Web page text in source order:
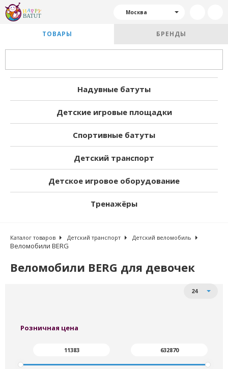
Москва
ТОВАРЫ БРЕНДЫ
Надувные батуты
Детские игровые площадки
Спортивные батуты
Детский транспорт
Детское игровое оборудование
Тренажёры
Каталог товаров Детский транспорт Детский веломобиль
Веломобили BERG
Веломобили BERG для девочек
24
Розничная цена